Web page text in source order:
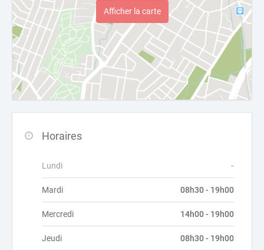
Afficher la carte
Horaires
Lundi -
Mardi 08h30 - 19h00
Mercredi 14h00 - 19h00
Jeudi 08h30 - 19h00